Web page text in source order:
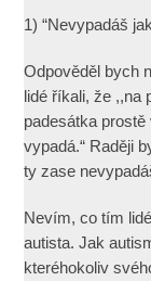
1) “Nevypadáš
Odpověděl bych
lidé říkali, že ,,na
padesátka prostě
vypadá.“ Raději
ty zase
Nevím, co tím
autista. Jak
kteréhokoliv